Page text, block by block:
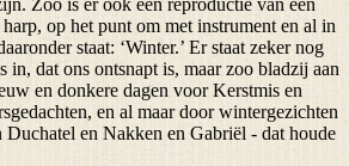
Zoo is er ook een reproductie van een
op het punt om met instrument en al in
staat: ‘Winter.’ Er staat zeker nog
in, dat ons ontsnapt is, maar zoo bladzij aan
en donkere dagen voor Kerstmis en
en al maar door wintergezichten
en Nakken en Gabriël - dat houde